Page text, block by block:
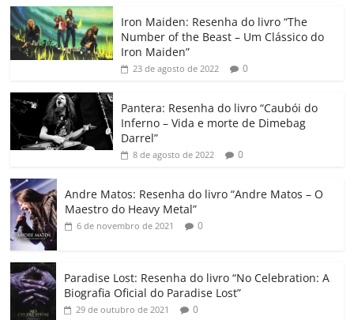
c
e
b
o
o
k
itt
er
at
s
A
p
e
dI
gl
e
Cl
a
ss
ro
o
p
y
Li
k
m
p
h
ar
Iron Maiden: Resenha do livro “The
Number of the Beast – Um Clássico do
Iron Maiden”
23 de agosto de 2022 0
Pantera: Resenha do livro “Caubói do
Inferno – Vida e morte de Dimebag
Darrel”
8 de agosto de 2022 0
Andre Matos: Resenha do livro “Andre Matos – O
Maestro do Heavy Metal”
6 de novembro de 2021 0
Paradise Lost: Resenha do livro “No Celebration: A
Biografia Oficial do Paradise Lost”
29 de outubro de 2021 0